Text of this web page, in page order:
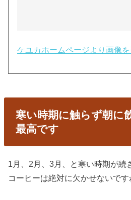
ケユカホームページより画像を
寒い時期に触らず朝に
最高です
1月、2月、3月、と寒い時期が続
コーヒーは絶対に欠かせないです